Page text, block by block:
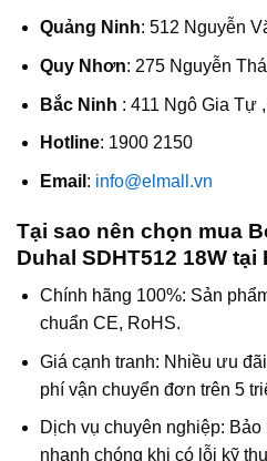
Quảng Ninh: 512 Nguyễn
Quy Nhơn: 275 Nguyễn
Bắc Ninh : 411 Ngô Gia Tự
Hotline: 1900 2150
Email : info@elmall.vn
Tại sao nên chọn mua
Duhal SDHT512 18W tại
Chính hãng 100%: Sản
chuẩn CE, RoHS.
Giá cạnh tranh: Nhiều ưu
phí vận chuyển đơn trên 5
Dịch vụ chuyên nghiệp:
nhanh chóng khi có lỗi kỹ